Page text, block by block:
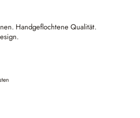
Handgeflochtene Qualität.